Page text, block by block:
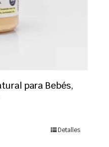
para Bebés,
Detalles